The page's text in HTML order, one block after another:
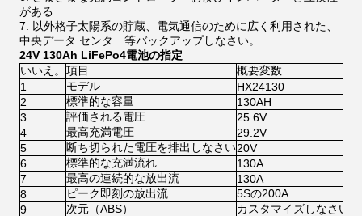
がある
7. 以外格子太陽系の貯蔵、電気通信のために広く利用された、
中央データ センタ…等バックアップしなさい。
24V 130Ah LiFePo4電池の指定
いいえ。 項目
概要変数
1
モデル
HX24130
2
標準的な容量
130AH
3
評価される電圧
25.6V
4
最高充満電圧
29.2V
5
断ち切られた電圧を排出しなさい20V
6
標準的な充満流れ
130A
7
最高の連続的な放出流
130A
8
ピーク即刻の放出流
5Sの200A
9
次元（ABS）
カスタマイズしなさい